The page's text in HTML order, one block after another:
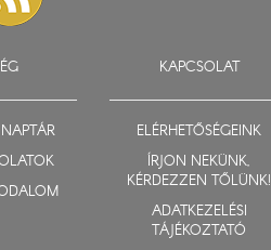
KAPCSOLAT
ELÉRHETŐSÉGEINK
ÍRJON NEKÜNK,
KÉRDEZZEN TŐLÜNK!
ADATKEZELÉSI
TÁJÉKOZTATÓ